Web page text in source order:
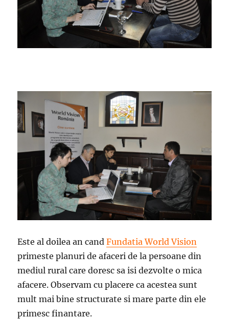
Este al doilea an candFundatia World Vision
primeste planuri de afaceri de la persoane din
mediul rural care doresc sa isi dezvolte o mica
afacere. Observam cu placere ca acestea sunt
mult mai bine structurate si mare parte din ele
primesc finantare.